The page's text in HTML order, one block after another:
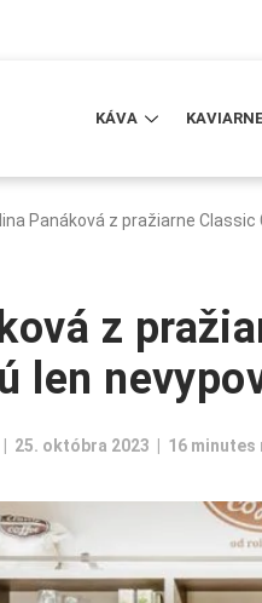
KÁVA
Panáková z pražiarne
z
len
25. októbra 2023 16 minutes